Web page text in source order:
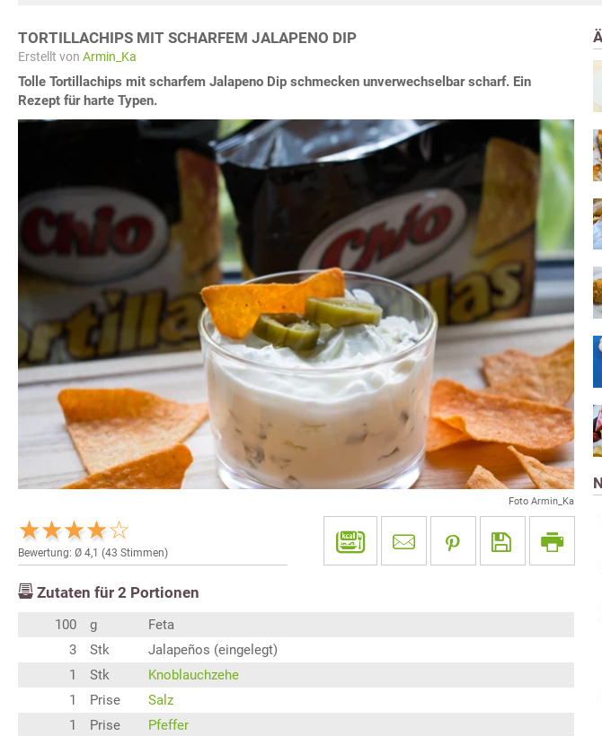
TORTILLACHIPS MIT SCHARFEM JALAPENO DIP
Erstellt von Armin_Ka
Tolle Tortillachips mit scharfem Jalapeno Dip schmecken unverwechselbar scharf. Ein
Rezept für harte Typen.
Foto Armin_Ka
Bewertung: Ø 4,1 (43 Stimmen)
Zutaten für 2 Portionen
100 g
Feta
3
Stk
Jalapeños (eingelegt)
1
Stk
Knoblauchzehe
1
Prise
Salz
1
Prise
Pfeffer